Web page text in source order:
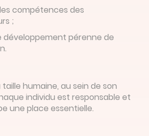
compétences des
;
développement pérenne de
humaine, au sein de son
individu est responsable et
une place essentielle.